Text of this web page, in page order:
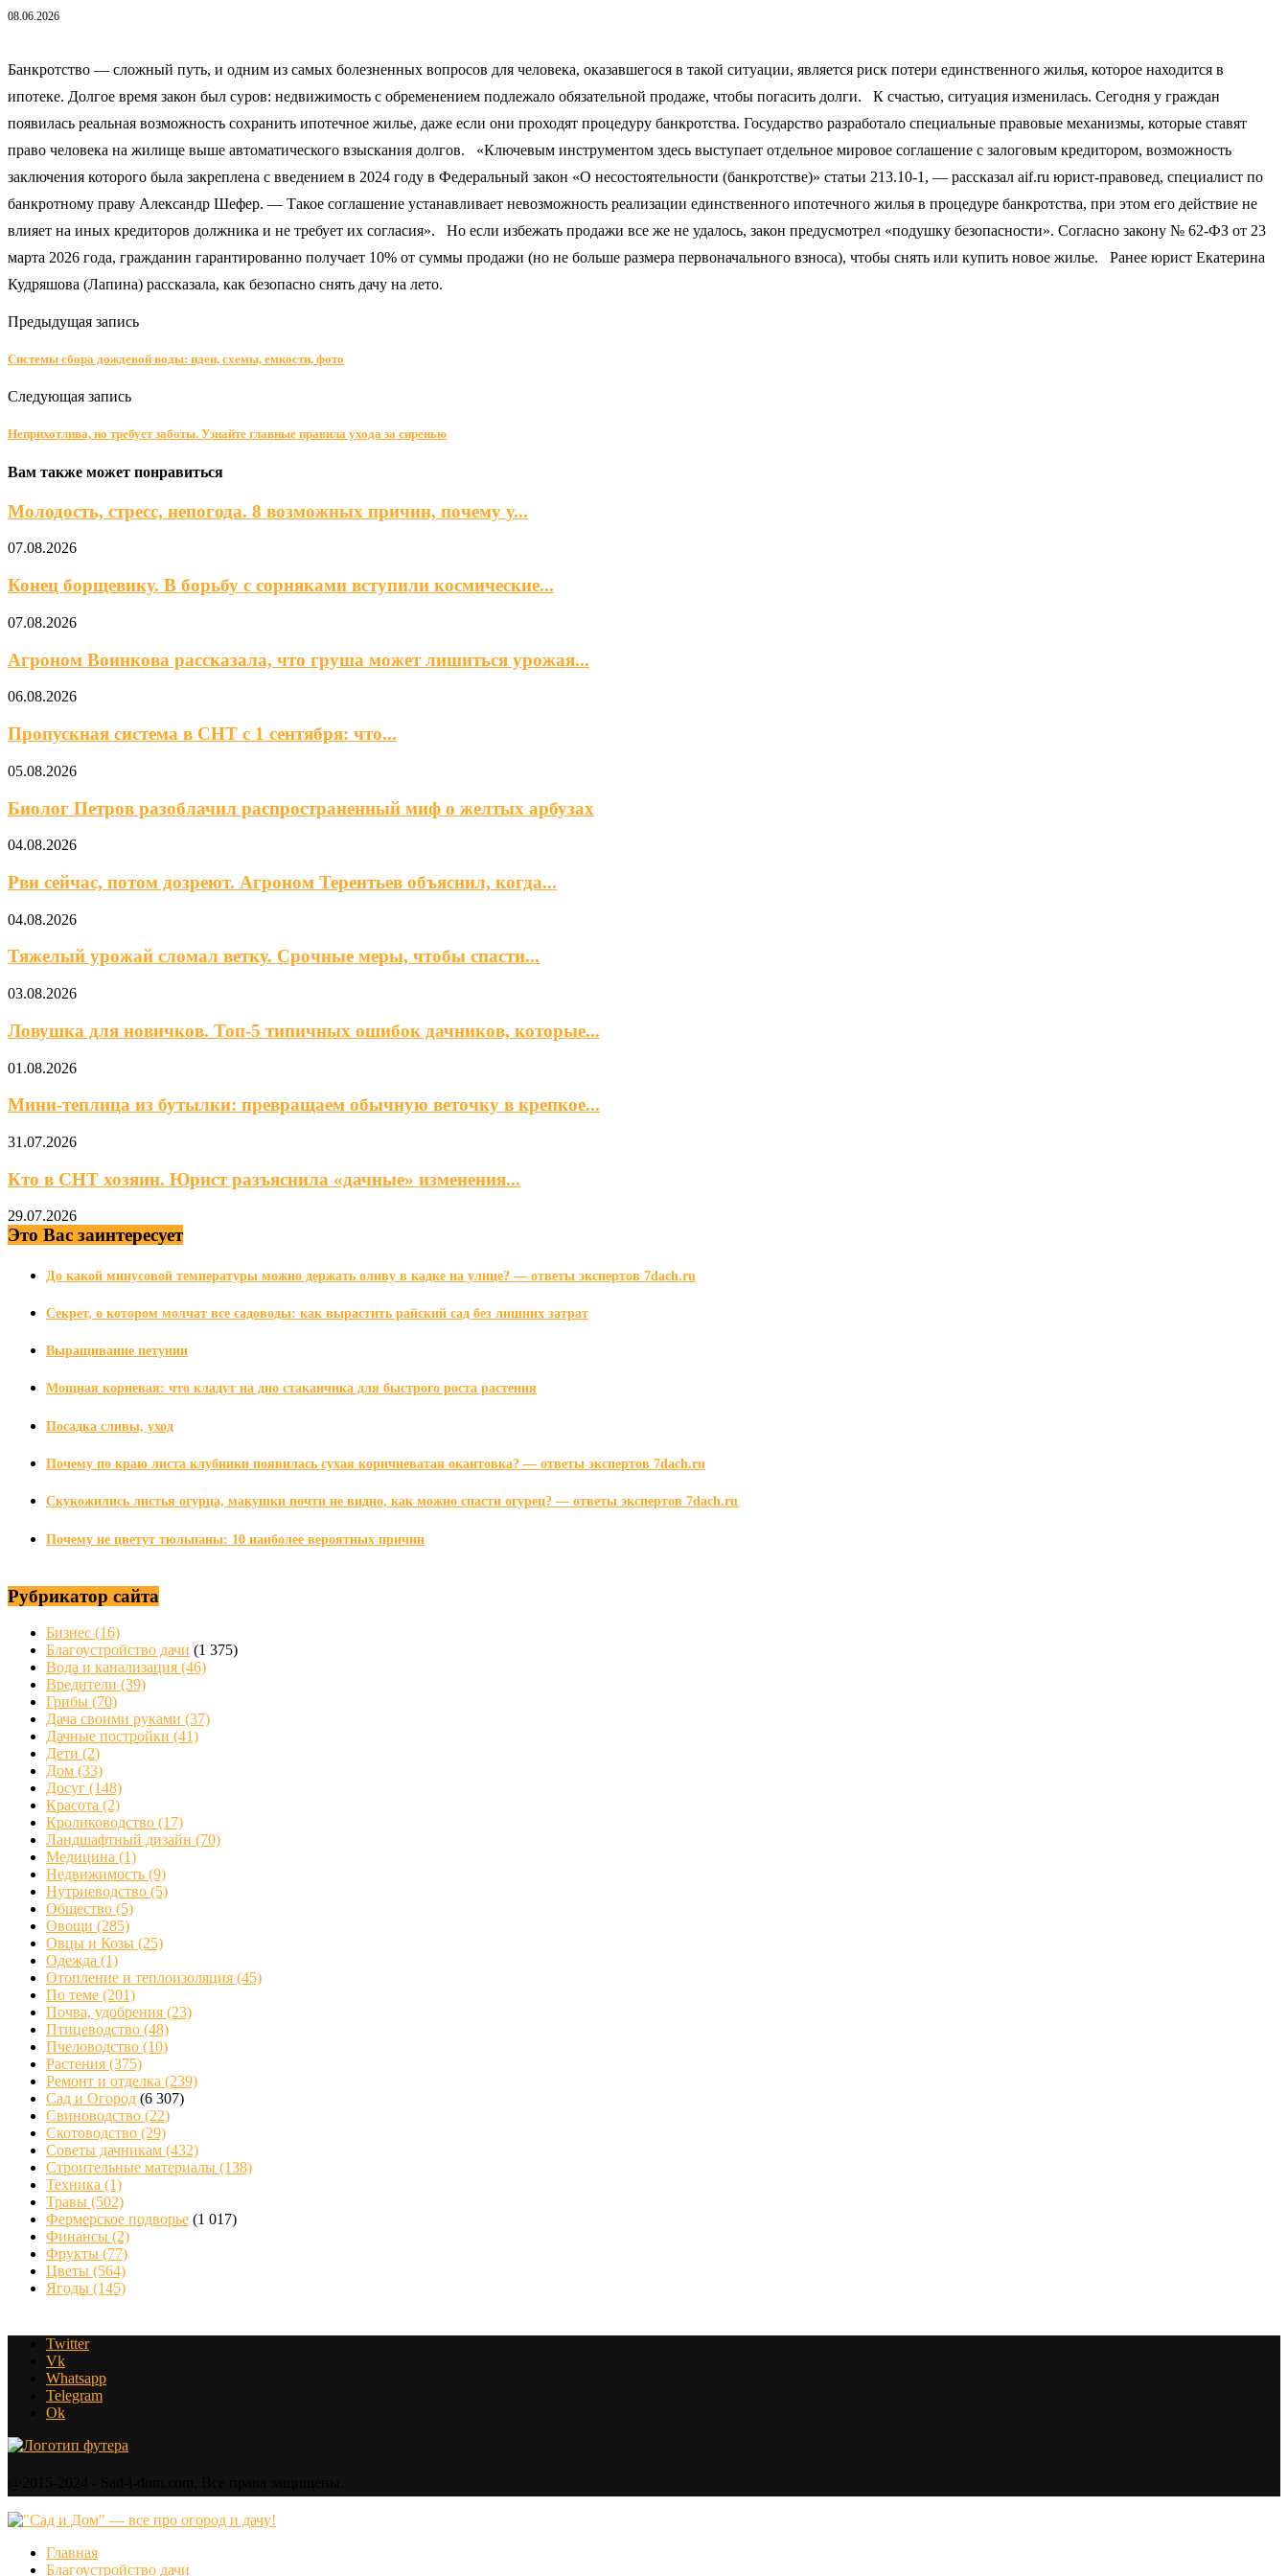
08.06.2026
Банкротство — сложный путь, и одним из самых болезненных вопросов для человека, оказавшегося в такой ситуации, является риск потери единственного жилья, которое находится в
ипотеке. Долгое время закон был суров: недвижимость с обременением подлежало обязательной продаже, чтобы погасить долги. К счастью, ситуация изменилась. Сегодня у граждан
появилась реальная возможность сохранить ипотечное жилье, даже если они проходят процедуру банкротства. Государство разработало специальные правовые механизмы, которые ставят
право человека на жилище выше автоматического взыскания долгов. «Ключевым инструментом здесь выступает отдельное мировое соглашение с залоговым кредитором, возможность
заключения которого была закреплена с введением в 2024 году в Федеральный закон «О несостоятельности (банкротстве)» статьи 213.10-1, — рассказал aif.ru юрист-правовед, специалист по
банкротному праву Александр Шефер. — Такое соглашение устанавливает невозможность реализации единственного ипотечного жилья в процедуре банкротства, при этом его действие не
влияет на иных кредиторов должника и не требует их согласия». Но если избежать продажи все же не удалось, закон предусмотрел «подушку безопасности». Согласно закону № 62-ФЗ от 23
марта 2026 года, гражданин гарантированно получает 10% от суммы продажи (но не больше размера первоначального взноса), чтобы снять или купить новое жилье. Ранее юрист Екатерина
Кудряшова (Лапина) рассказала, как безопасно снять дачу на лето.
Предыдущая запись
Системы сбора дождевой воды: идеи, схемы, емкости, фото
Следующая запись
Неприхотлива, но требует заботы. Узнайте главные правила ухода за сиренью
Вам также может понравиться
Молодость, стресс, непогода. 8 возможных причин, почему у...
07.08.2026
Конец борщевику. В борьбу с сорняками вступили космические...
07.08.2026
Агроном Воинкова рассказала, что груша может лишиться урожая...
06.08.2026
Пропускная система в СНТ с 1 сентября: что...
05.08.2026
Биолог Петров разоблачил распространенный миф о желтых арбузах
04.08.2026
Рви сейчас, потом дозреют. Агроном Терентьев объяснил, когда...
04.08.2026
Тяжелый урожай сломал ветку. Срочные меры, чтобы спасти...
03.08.2026
Ловушка для новичков. Топ-5 типичных ошибок дачников, которые...
01.08.2026
Мини‑теплица из бутылки: превращаем обычную веточку в крепкое...
31.07.2026
Кто в СНТ хозяин. Юрист разъяснила «дачные» изменения...
29.07.2026
Это Вас заинтересует
До какой минусовой температуры можно держать оливу в кадке на улице? — ответы экспертов 7dach.ru
Секрет, о котором молчат все садоводы: как вырастить райский сад без лишних затрат
Выращивание петунии
Мощная корневая: что кладут на дно стаканчика для быстрого роста растения
Посадка сливы, уход
Почему по краю листа клубники появилась сухая коричневатая окантовка? — ответы экспертов 7dach.ru
Скукожились листья огурца, макушки почти не видно, как можно спасти огурец? — ответы экспертов 7dach.ru
Почему не цветут тюльпаны: 10 наиболее вероятных причин
Рубрикатор сайта
Бизнес (16)
Благоустройство дачи (1 375)
Вода и канализация (46)
Вредители (39)
Грибы (70)
Дача своими руками (37)
Дачные постройки (41)
Дети (2)
Дом (33)
Досуг (148)
Красота (2)
Кролиководство (17)
Ландшафтный дизайн (70)
Медицина (1)
Недвижимость (9)
Нутриеводство (5)
Общество (5)
Овощи (285)
Овцы и Козы (25)
Одежда (1)
Отопление и теплоизоляция (45)
По теме (201)
Почва, удобрения (23)
Птицеводство (48)
Пчеловодство (10)
Растения (375)
Ремонт и отделка (239)
Сад и Огород (6 307)
Свиноводство (22)
Скотоводство (29)
Советы дачникам (432)
Строительные материалы (138)
Техника (1)
Травы (502)
Фермерское подворье (1 017)
Финансы (2)
Фрукты (77)
Цветы (564)
Ягоды (145)
Twitter
Vk
Whatsapp
Telegram
Ok
Главная
Благоустройство дачи